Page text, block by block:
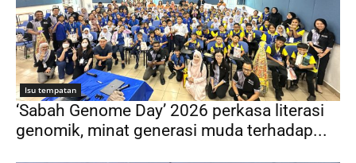
Isu tempatan
‘Sabah Genome Day’ 2026 perkasa literasi
genomik, minat generasi muda terhadap...